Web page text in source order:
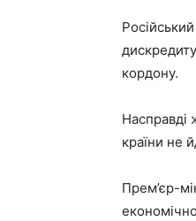
кордону.
Насправді
країни не
Прем’єр-